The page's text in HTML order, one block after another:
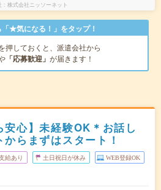
株式会社ニッソーネット
★気になる！」をタップ！
押しておくと、派遣会社から
「応募歓迎」 が届きます！
安心】未経験OK＊お話し
らまずはスタート！
給あり 土日祝日が休み WEB登録OK